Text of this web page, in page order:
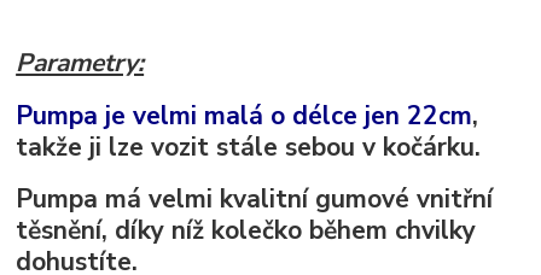
Parametry:
Pumpa je velmi malá o délce jen 22cm,
takže ji lze vozit stále sebou v kočárku.
Pumpa má velmi kvalitní gumové vnitřní
těsnění, díky níž kolečko během chvilky
dohustíte.